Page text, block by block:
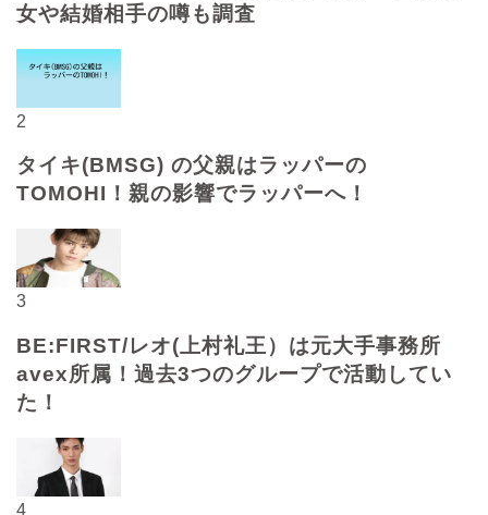
女や結婚相手の噂も調査
2
タイキ(BMSG) の父親はラッパーの
TOMOHI！親の影響でラッパーへ！
3
BE:FIRST/レオ(上村礼王）は元大手事務所
avex所属！過去3つのグループで活動してい
た！
4